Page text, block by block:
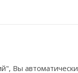
Вы автоматически